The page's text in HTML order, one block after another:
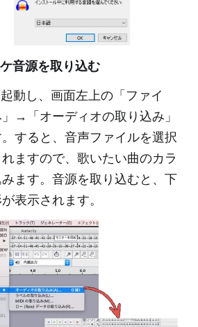
音源を取り込む
動し、画面左上の「ファイ
→「オーディオの取り込み」
すると、音声ファイルを選択
ますので、歌いたい曲のカラ
ます。音源を取り込むと、下
表示されます。